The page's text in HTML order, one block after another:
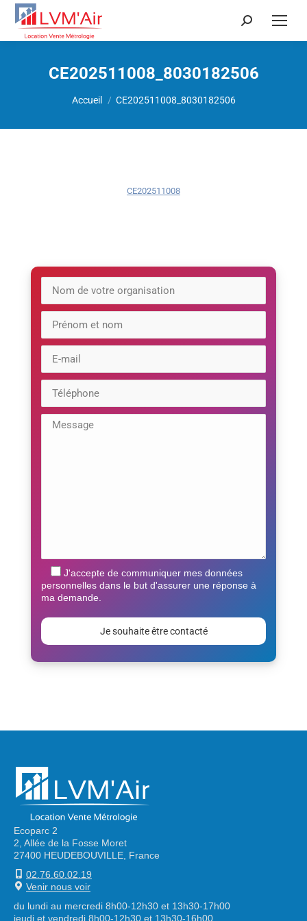
Recherche
CE202511008_8030182506
Accueil CE202511008_8030182506
CE202511008
J'accepte de communiquer mes données
personnelles dans le but d'assurer une réponse à
ma demande.
laisser
champ
vide.
Ecoparc 2
2, Allée de la Fosse Moret
27400 HEUDEBOUVILLE, France
02.76.60.02.19
Venir nous voir
du lundi au mercredi 8h00-12h30 et 13h30-17h00
jeudi et vendredi 8h00-12h30 et 13h30-16h00